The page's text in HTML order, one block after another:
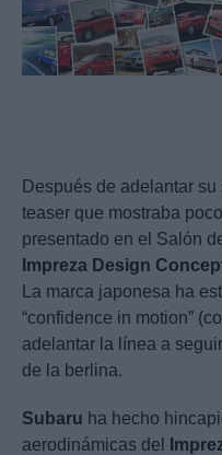
Después de adelantar
teaser que mostraba
presentado en el Salón
Impreza Design
La marca japonesa ha
“confidence in motion”
adelantar la línea a
de la berlina.
Subaru ha hecho
aerodinámicas del